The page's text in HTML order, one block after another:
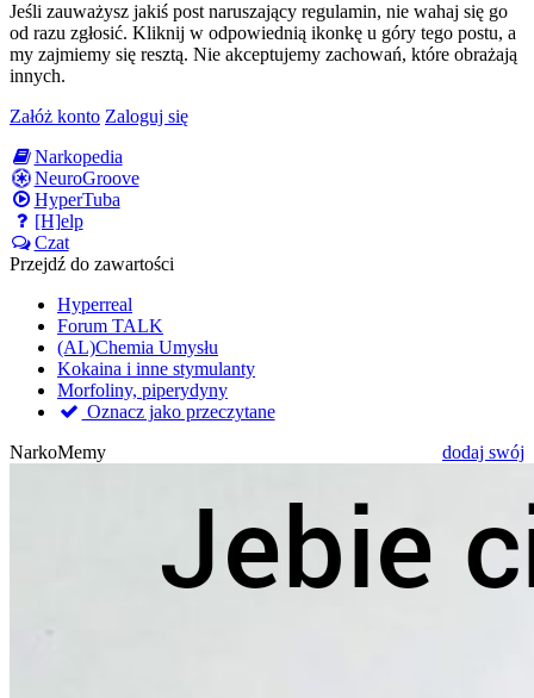
Jeśli zauważysz jakiś post naruszający regulamin, nie wahaj się go
od razu zgłosić. Kliknij w odpowiednią ikonkę u góry tego postu, a
my zajmiemy się resztą. Nie akceptujemy zachowań, które obrażają
innych.
Załóż konto Zaloguj się
Narkopedia
NeuroGroove
HyperTuba
[H]elp
Czat
Przejdź do zawartości
Hyperreal
Forum TALK
(AL)Chemia Umysłu
Kokaina i inne stymulanty
Morfoliny, piperydyny
Oznacz jako przeczytane
NarkoMemy
dodaj swój